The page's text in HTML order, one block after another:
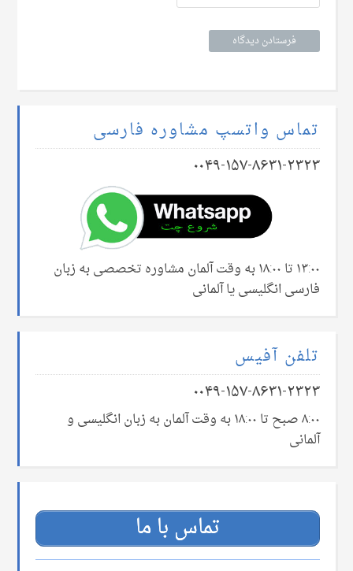
تماس واتسپ مشاوره فارسی
۰۰۴۹-۱۵۷-۸۶۳۱-۲۳۲۳
۱۳:۰۰ تا ۱۸:۰۰ به وقت آلمان مشاوره تخصصی به زبان
فارسی انگلیسی یا آلمانی
تلفن آفیس
۰۰۴۹-۱۵۷-۸۶۳۱-۲۳۲۳
۸:۰۰ صبح تا ۱۸:۰۰ به وقت آلمان به زبان انگلیسی و
آلمانی
تماس با ما